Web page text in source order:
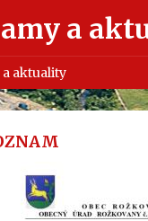
a
aktuality